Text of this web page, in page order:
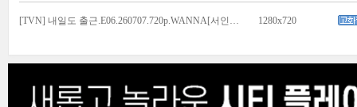
[TVN] 내일도 출근.E06.260707.720p.WANNA[서인국, 박지현].mp4 1280x720